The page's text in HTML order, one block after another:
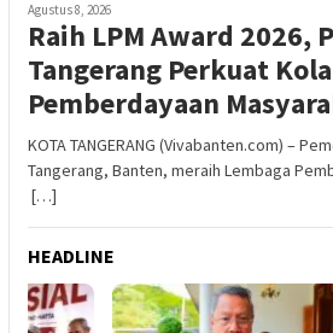
Agustus 8, 2026
Raih LPM Award 2026,
Tangerang Perkuat
Pemberdayaan
KOTA TANGERANG (Vivabanten.com) –
Tangerang, Banten, meraih Lembaga
[…]
HEADLINE